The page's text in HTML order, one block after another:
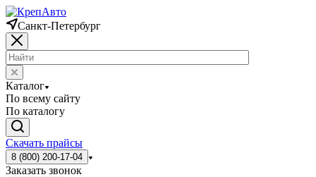
Санкт-Петербург
Каталог
По всему сайту
По каталогу
Скачать прайсы
8 (800) 200-17-04
Заказать звонок